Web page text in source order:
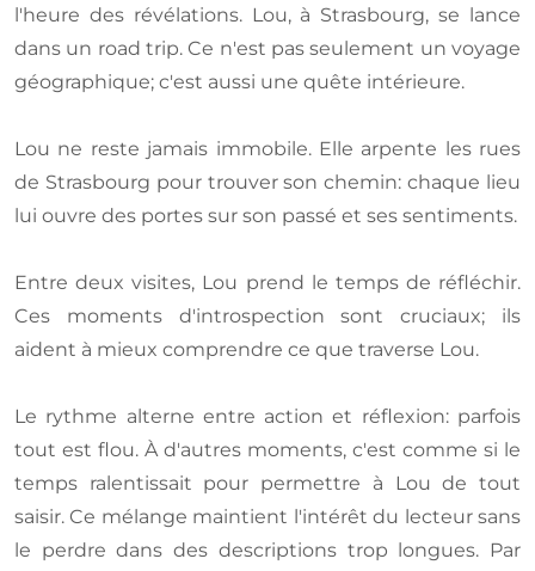
l'heure des révélations. Lou, à Strasbourg, se lance
dans un road trip. Ce n'est pas seulement un voyage
géographique; c'est aussi une quête intérieure.
Lou ne reste jamais immobile. Elle arpente les rues
de Strasbourg pour trouver son chemin: chaque lieu
lui ouvre des portes sur son passé et ses sentiments.
Entre deux visites, Lou prend le temps de réfléchir.
Ces moments d'introspection sont cruciaux; ils
aident à mieux comprendre ce que traverse Lou.
Le rythme alterne entre action et réflexion: parfois
tout est flou. À d'autres moments, c'est comme si le
temps ralentissait pour permettre à Lou de tout
saisir. Ce mélange maintient l'intérêt du lecteur sans
le perdre dans des descriptions trop longues. Par